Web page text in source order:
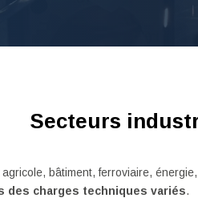
Secteurs
bâtiment, ferroviaire,
des charges techniques variés.